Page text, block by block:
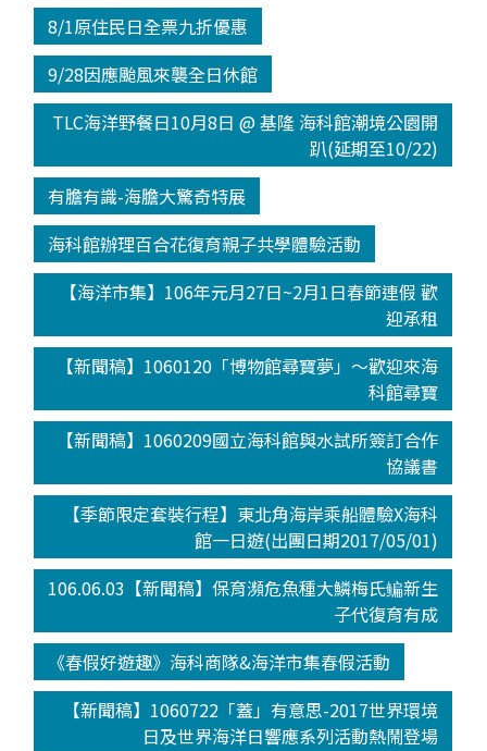
8/1原住民日全票九折優惠
9/28因應颱風來襲全日休館
TLC海洋野餐日10月8日 @ 基隆 海科館潮境公園開
趴(延期至10/22)
有膽有識-海膽大驚奇特展
海科館辦理百合花復育親子共學體驗活動
【海洋市集】106年元月27日~2月1日春節連假 歡
迎承租
【新聞稿】1060120「博物館尋寶夢」～歡迎來海
科館尋寶
【新聞稿】1060209國立海科館與水試所簽訂合作
協議書
【季節限定套裝行程】東北角海岸乘船體驗X海科
館一日遊(出團日期2017/05/01)
106.06.03【新聞稿】保育瀕危魚種大鱗梅氏鳊新生
子代復育有成
《春假好遊趣》海科商隊&海洋市集春假活動
【新聞稿】1060722「蓋」有意思-2017世界環境
日及世界海洋日響應系列活動熱鬧登場